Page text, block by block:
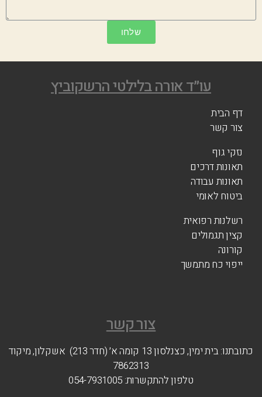
שלחו
עו״ד אורה בלילטי הרשקוביץ
דף הבית
צור קשר
נזקי גוף
תאונות דרכים
תאונות עבודה
ביטוח לאומי
רשלנות רפואית
קצין תגמולים
קורונה
ייפוי כח מתמשך
צור קשר
כתובתנו: בית ימין, כצנלסון 13 קומה א׳ (חדר 213) אשקלון, מיקוד
7862313
טלפון להתקשרות: 054-7931005